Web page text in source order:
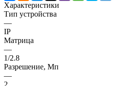
Характеристики
Тип устройства
—
IP
Матрица
—
1/2.8
Разрешение, Мп
—
2